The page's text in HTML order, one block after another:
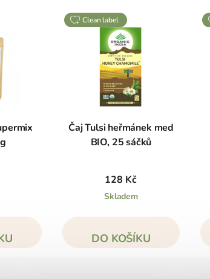
clean label
Čaj Tulsi heřmánek med
BIO, 25 sáčků
128 Kč
Skladem
DO KOŠÍKU